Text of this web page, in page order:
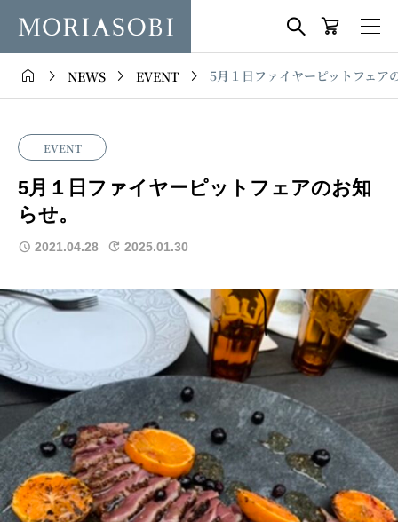

  NEWS  EVENT  5月１日ファイヤーピットフェア
EVENT
5月１日ファイヤーピットフェアのお知
らせ。
2021.04.28 2025.01.30